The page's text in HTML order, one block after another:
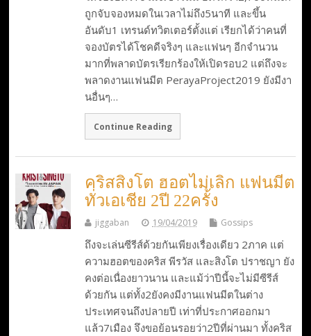
ถูกจับจองหมดในเวลาไม่ถึง5นาที และขึ้น
อันดับ1 เทรนด์ทวิตเตอร์ตั้งแต่ เรียกได้ว่าคนที่
จองบัตรได้โชคดีจริงๆ และแฟนๆ อีกจำนวน
มากที่พลาดบัตรเรียกร้องให้เปิดรอบ2 แต่ถึงจะ
พลาดงานแฟนมีต PerayaProject2019 ยังมีงา
นอื่นๆ…
Continue Reading
คริสสิงโต ฮอตไม่เลิก แฟนมีต
ทั่วเอเชีย 2ปี 22ครั้ง
jiggaban 19/04/2019 Gossips
ถึงจะเล่นซีรีส์ด้วยกันเพียงเรื่องเดียว 2ภาค แต่
ความฮอตของคริส พีรวัส และสิงโต ปราชญา ยัง
คงต่อเนื่องยาวนาน และแม้ว่าปีนี้จะไม่มีซีรีส์
ด้วยกัน แต่ทั้ง2ยังคงมีงานแฟนมีตในต่าง
ประเทศจนถึงปลายปี เท่าที่ประกาศออกมา
แล้ว7เมือง จึงขอย้อนรอยว่า2ปีที่ผ่านมา ทั้งคริส